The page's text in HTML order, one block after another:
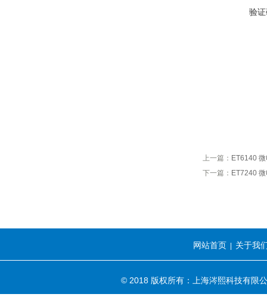
验
上一篇： ET6140
下一篇： ET7240
网站首页 关于我
© 2018 版权所有：上海涔熙科技有限